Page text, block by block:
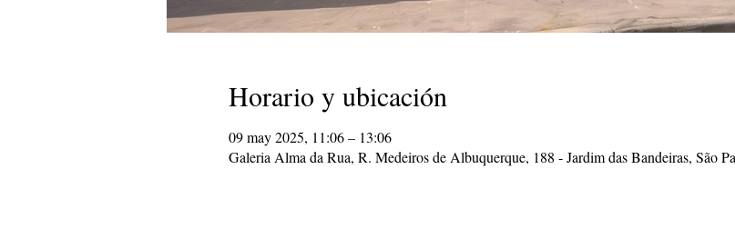
Horario y ubicación
09 may 2025, 11:06 – 13:06
Galeria Alma da Rua, R. Medeiros de Albuquerque, 188 - Jardim das Bandeiras, São